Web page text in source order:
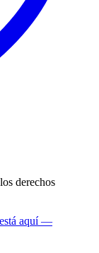
derechos
aquí —